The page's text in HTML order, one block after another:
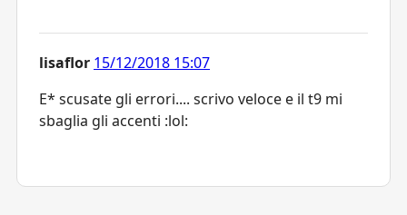
lisaflor 15/12/2018 15:07
E* scusate gli errori.... scrivo veloce e il t9 mi
sbaglia gli accenti :lol: